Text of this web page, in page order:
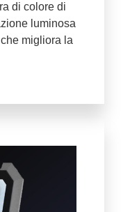
di colore di
luminosa
migliora la